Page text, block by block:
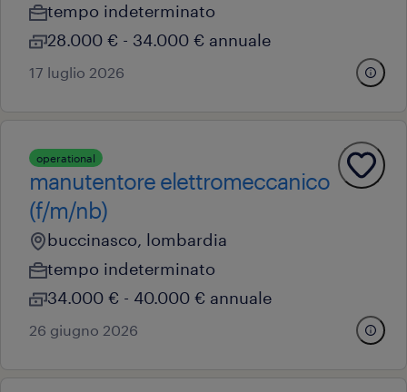
tempo indeterminato
28.000 € - 34.000 € annuale
17 luglio 2026
operational
manutentore elettromeccanico
(f/m/nb)
buccinasco, lombardia
tempo indeterminato
34.000 € - 40.000 € annuale
26 giugno 2026